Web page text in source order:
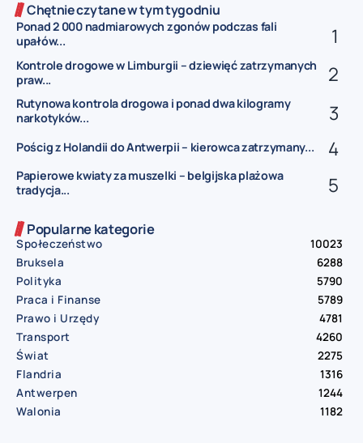
Chętnie czytane w tym tygodniu
Ponad 2 000 nadmiarowych zgonów podczas fali
upałów...
Kontrole drogowe w Limburgii – dziewięć zatrzymanych
praw...
Rutynowa kontrola drogowa i ponad dwa kilogramy
narkotyków...
Pościg z Holandii do Antwerpii – kierowca zatrzymany...
Papierowe kwiaty za muszelki – belgijska plażowa
tradycja...
Popularne kategorie
Społeczeństwo
10023
Bruksela
6288
Polityka
5790
Praca i Finanse
5789
Prawo i Urzędy
4781
Transport
4260
Świat
2275
Flandria
1316
Antwerpen
1244
Walonia
1182